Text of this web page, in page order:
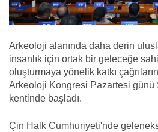
Arkeoloji alanında daha derin
insanlık için ortak bir geleceğe
oluşturmaya yönelik katkı
Arkeoloji Kongresi Pazartesi
kentinde başladı.
Çin Halk Cumhuriyeti'nde